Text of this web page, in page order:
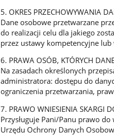
5. OKRES PRZECHOWYWANIA
Dane osobowe przetwarzane
do realizacji celu dla jakiego
przez ustawy kompetencyjne
6. PRAWA OSÓB, KTÓRYCH
Na zasadach określonych
administratora: dostępu do
ograniczenia przetwarzania,
7. PRAWO WNIESIENIA SKARGI
Przysługuje Pani/Panu prawo
Urzędu Ochrony Danych